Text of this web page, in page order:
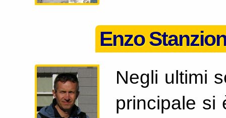
Enzo
Negli ultimi
principale si